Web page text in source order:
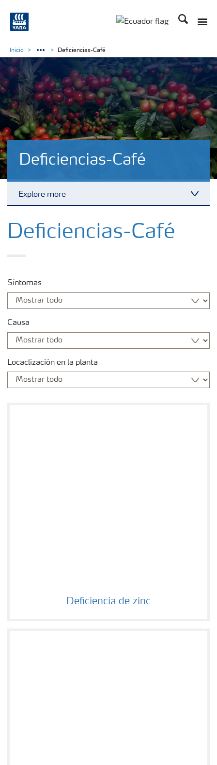
Buscar
Deficiencias-Café
Explore more
Fertilizantes
Almacenaje y manejo de fertilizantes
Red de Distribuidores Ecuador
Deficiencias
Inicio Deficiencias-Café
Deficiencias-Café
Síntomas
Causa
Locaclización en la planta
Deficiencia de zinc
Deficiencia de zinc